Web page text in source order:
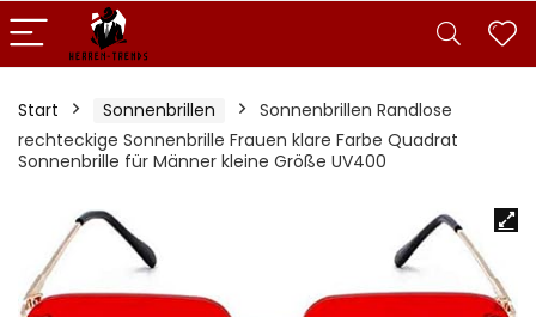
Start Sonnenbrillen
Sonnenbrillen Randlose
rechteckige Sonnenbrille Frauen klare Farbe Quadrat
Sonnenbrille für Männer kleine Größe UV400